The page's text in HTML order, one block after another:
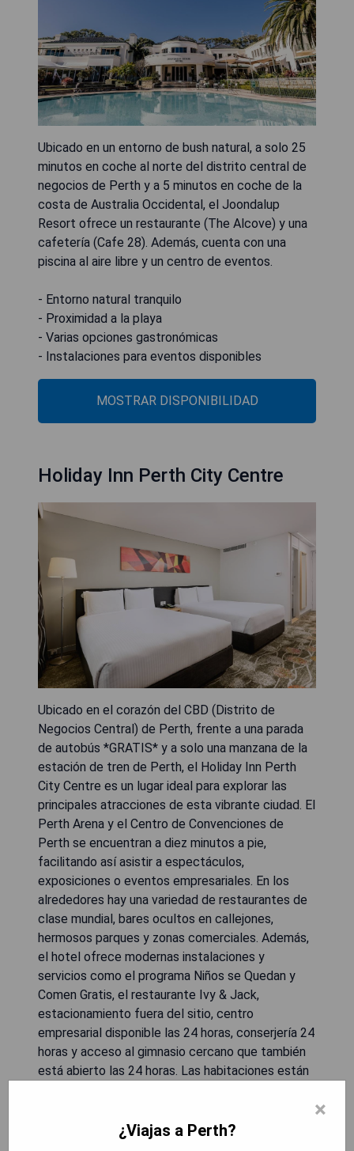
Ubicado en un entorno de bush natural, a solo 25
minutos en coche al norte del distrito central de
negocios de Perth y a 5 minutos en coche de la
costa de Australia Occidental, el Joondalup
Resort ofrece un restaurante (The Alcove) y una
cafetería (Cafe 28). Además, cuenta con una
piscina al aire libre y un centro de eventos.
- Entorno natural tranquilo
- Proximidad a la playa
- Varias opciones gastronómicas
- Instalaciones para eventos disponibles
MOSTRAR DISPONIBILIDAD
Holiday Inn Perth City Centre
Ubicado en el corazón del CBD (Distrito de
Negocios Central) de Perth, frente a una parada
de autobús *GRATIS* y a solo una manzana de la
estación de tren de Perth, el Holiday Inn Perth
City Centre es un lugar ideal para explorar las
principales atracciones de esta vibrante ciudad. El
Perth Arena y el Centro de Convenciones de
Perth se encuentran a diez minutos a pie,
facilitando así asistir a espectáculos,
exposiciones o eventos empresariales. En los
alrededores hay una variedad de restaurantes de
clase mundial, bares ocultos en callejones,
hermosos parques y zonas comerciales. Además,
el hotel ofrece modernas instalaciones y
servicios como el programa Niños se Quedan y
Comen Gratis, el restaurante Ivy & Jack,
estacionamiento fuera del sitio, centro
empresarial disponible las 24 horas, conserjería 24
horas y acceso al gimnasio cercano que también
está abierto las 24 horas. Las habitaciones están
iPod y facilidades para preparar té/café. Cada
×
¿Viajas a Perth?